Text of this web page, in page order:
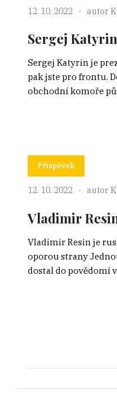
12. 10. 2022 autor
Sergej Katyrin
Sergej Katyrin je
pak jste pro frontu.
obchodní komoře
Příspěvek
12. 10. 2022 autor
Vladimir
Vladimir Resin je
oporou strany
dostal do povědomí